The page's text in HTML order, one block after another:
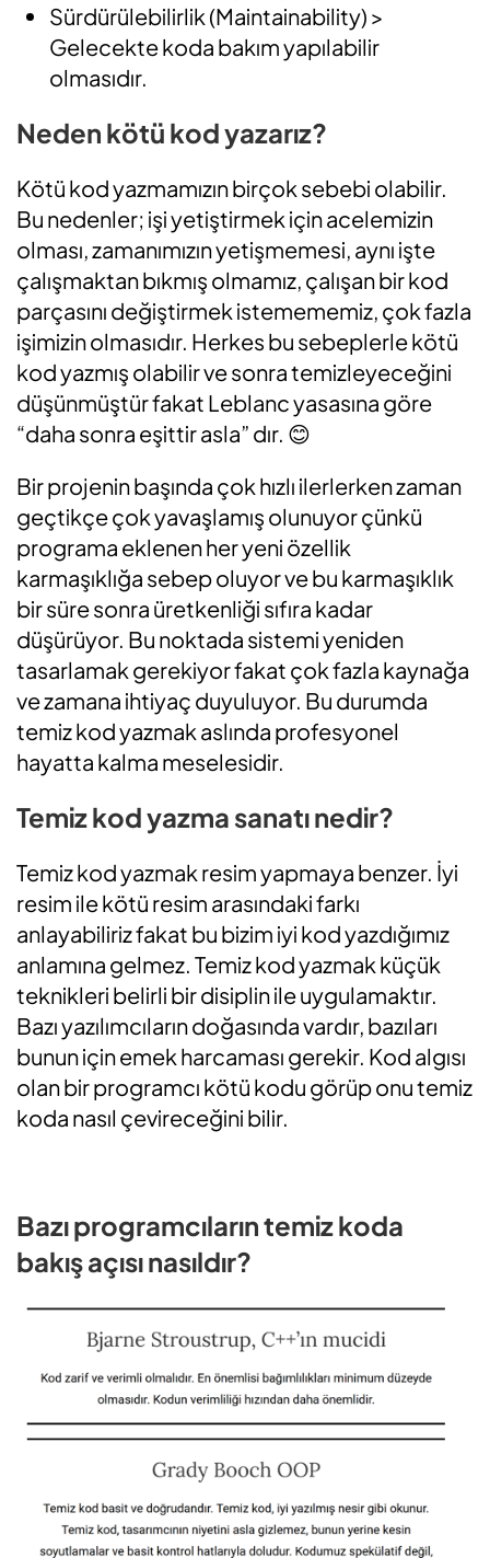
Sürdürülebilirlik (Maintainability) >
Gelecekte koda bakım yapılabilir
olmasıdır.
Neden kötü kod yazarız?
Kötü kod yazmamızın birçok sebebi olabilir.
Bu nedenler; işi yetiştirmek için acelemizin
olması, zamanımızın yetişmemesi, aynı işte
çalışmaktan bıkmış olmamız, çalışan bir kod
parçasını değiştirmek istemememiz, çok fazla
işimizin olmasıdır. Herkes bu sebeplerle kötü
kod yazmış olabilir ve sonra temizleyeceğini
düşünmüştür fakat Leblanc yasasına göre
“daha sonra eşittir asla” dır. 😊
Bir projenin başında çok hızlı ilerlerken zaman
geçtikçe çok yavaşlamış olunuyor çünkü
programa eklenen her yeni özellik
karmaşıklığa sebep oluyor ve bu karmaşıklık
bir süre sonra üretkenliği sıfıra kadar
düşürüyor. Bu noktada sistemi yeniden
tasarlamak gerekiyor fakat çok fazla kaynağa
ve zamana ihtiyaç duyuluyor. Bu durumda
temiz kod yazmak aslında profesyonel
hayatta kalma meselesidir.
Temiz kod yazma sanatı nedir?
Temiz kod yazmak resim yapmaya benzer. İyi
resim ile kötü resim arasındaki farkı
anlayabiliriz fakat bu bizim iyi kod yazdığımız
anlamına gelmez. Temiz kod yazmak küçük
teknikleri belirli bir disiplin ile uygulamaktır.
Bazı yazılımcıların doğasında vardır, bazıları
bunun için emek harcaması gerekir. Kod algısı
olan bir programcı kötü kodu görüp onu temiz
koda nasıl çevireceğini bilir.
Bazı programcıların temiz koda
bakış açısı nasıldır?